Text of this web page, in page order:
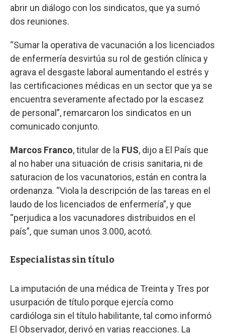
abrir un diálogo con los sindicatos, que ya sumó
dos reuniones.
“Sumar la operativa de vacunación a los licenciados
de enfermería desvirtúa su rol de gestión clínica y
agrava el desgaste laboral aumentando el estrés y
las certificaciones médicas en un sector que ya se
encuentra severamente afectado por la escasez
de personal”, remarcaron los sindicatos en un
comunicado conjunto.
Marcos Franco, titular de la FUS, dijo a El País que
al no haber una situación de crisis sanitaria, ni de
saturacion de los vacunatorios, están en contra la
ordenanza. “Viola la descripción de las tareas en el
laudo de los licenciados de enfermería”, y que
“perjudica a los vacunadores distribuidos en el
país”, que suman unos 3.000, acotó.
Especialistas sin título
La imputación de una médica de Treinta y Tres por
usurpación de título porque ejercía como
cardióloga sin el título habilitante, tal como informó
El Observador, derivó en varias reacciones. La